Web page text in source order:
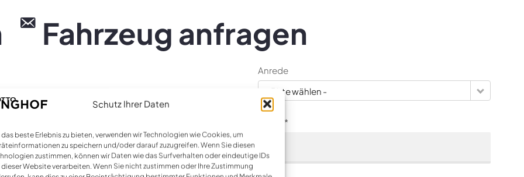
Schutz Ihrer Daten
das beste Erlebnis zu bieten, verwenden wir Technologien wie Cookies, um
zu speichern und/oder darauf zuzugreifen. Wenn Sie diesen
zustimmen, können wir Daten wie das Surfverhalten oder eindeutige IDs
Website verarbeiten. Wenn Sie nicht zustimmen oder Ihre Zustimmung
Fahrzeug anfragen
Anrede
- Bitte wählen -
E-Mail *